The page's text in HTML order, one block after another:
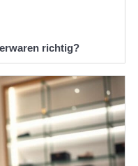
richtig?